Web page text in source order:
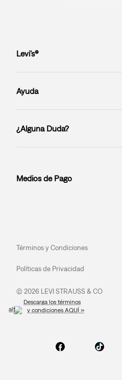
Levi’s®
Ayuda
¿Alguna Duda?
Medios de Pago
Términos y Condiciones
Políticas de Privacidad
© 2026 LEVI STRAUSS & CO
Descarga los términos
y condiciones AQUÍ »